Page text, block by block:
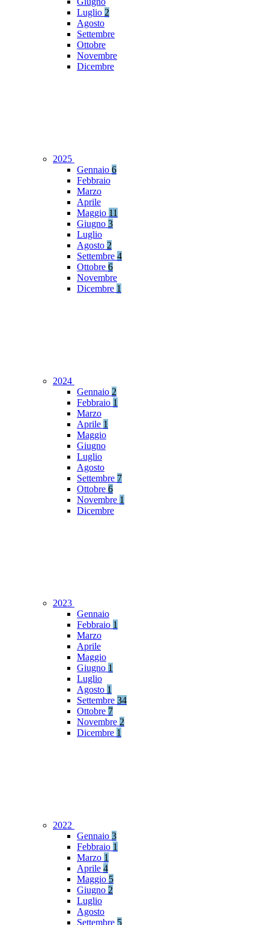
Luglio 2
Agosto
Settembre
Ottobre
Novembre
Dicembre
2025
Gennaio 6
Febbraio
Marzo
Aprile
Maggio 11
Giugno 3
Luglio
Agosto 2
Settembre 4
Ottobre 6
Novembre
Dicembre 1
2024
Gennaio 2
Febbraio 1
Marzo
Aprile 1
Maggio
Giugno
Luglio
Agosto
Settembre 7
Ottobre 6
Novembre 1
Dicembre
2023
Gennaio
Febbraio 1
Marzo
Aprile
Maggio
Giugno 1
Luglio
Agosto 1
Settembre 34
Ottobre 7
Novembre 2
Dicembre 1
2022
Gennaio 3
Febbraio 1
Marzo 1
Aprile 4
Maggio 5
Giugno 2
Luglio
Agosto
Settembre 5